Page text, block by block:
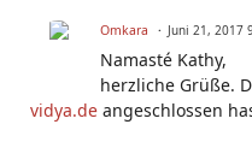
Omkara Juni 21, 2017
Namasté Kathy,
herzliche Grüße.
vidya.de angeschlossen